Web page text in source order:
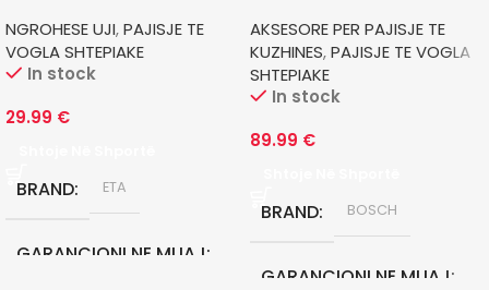
NGROHESE UJI,PAJISJE TE
VOGLA SHTEPIAKE
In stock
29.99 €
BRAND ETA
GARANCIONI NE MUAJ
AKSESORE PER PAJISJE TE
KUZHINES,PAJISJE TE VOGLA
SHTEPIAKE
In stock
89.99 €
BRAND BOSCH
GARANCIONI NE MUAJ